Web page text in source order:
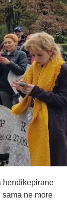
hendikepirane
ne more